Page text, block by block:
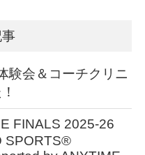
験会＆コーチクリニ
FINALS 2025-26
SPORTS®︎